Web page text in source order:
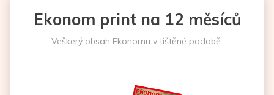
Ekonom print na 12 měsíců
Veškerý obsah Ekonomu v tištěné podobě.